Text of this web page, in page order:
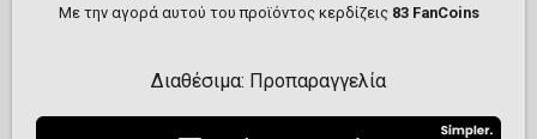
Με την αγορά αυτού του προϊόντος κερδίζεις 83 FanCoins
Διαθέσιμα: Προπαραγγελία